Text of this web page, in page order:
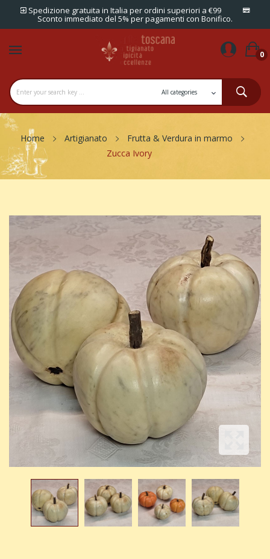
Spedizione gratuita in Italia per ordini superiori a €99
Sconto immediato del 5% per pagamenti con Bonifico.
0
Home Artigianato
Frutta & Verdura in marmo
Zucca Ivory